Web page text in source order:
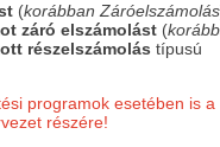
(korábban Záróelszámolás
záró elszámolást (
részelszámolás típusú
programok esetében is a
részére!